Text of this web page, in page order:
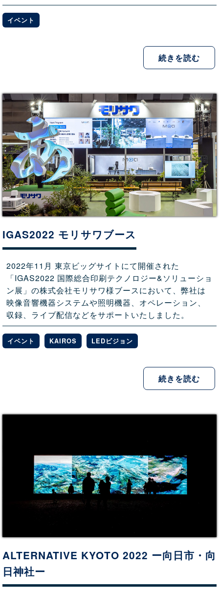
イベント
続きを読む
IGAS2022 モリサワブース
2022年11月 東京ビッグサイトにて開催された
「IGAS2022 国際総合印刷テクノロジー&ソリューショ
ン展」の株式会社モリサワ様ブースにおいて、弊社は
映像音響機器システムや照明機器、オペレーション、
収録、ライブ配信などをサポートいたしました。
イベント KAIROS LEDビジョン
続きを読む
ALTERNATIVE KYOTO 2022 ー向日市・向
日神社ー